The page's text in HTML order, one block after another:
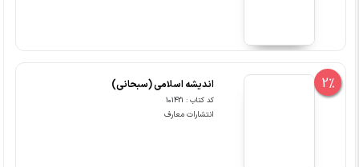
2% اندیشه اسلامی (سبحانی)
کد کتاب : 101421
انتشارات معارف